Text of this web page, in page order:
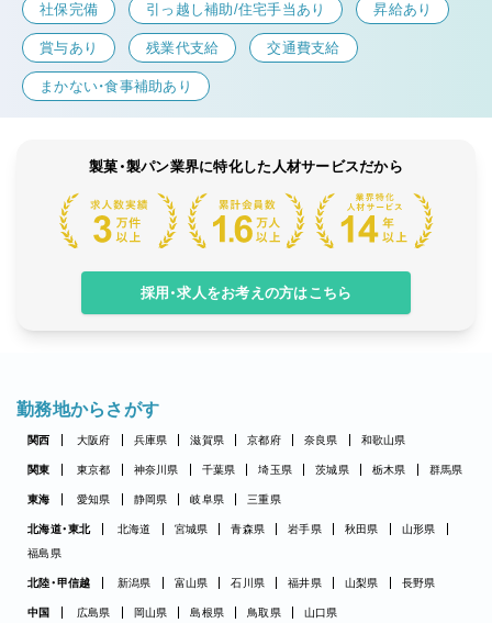
社保完備 引っ越し補助/住宅手当あり 昇給あり
賞与あり 残業代支給 交通費支給
まかない・食事補助あり
製菓・製パン業界に特化した人材サービスだから
採用・求人をお考えの方はこちら
勤務地からさがす
関西 大阪府 兵庫県 滋賀県 京都府 奈良県 和歌山県
関東 東京都 神奈川県 千葉県 埼玉県 茨城県 栃木県 群馬県
東海 愛知県 静岡県 岐阜県 三重県
北海道・東北 北海道 宮城県 青森県 岩手県 秋田県
山形県
福島県
北陸・甲信越 新潟県 富山県 石川県 福井県 山梨県 長野県
中国 広島県 岡山県 島根県 鳥取県 山口県